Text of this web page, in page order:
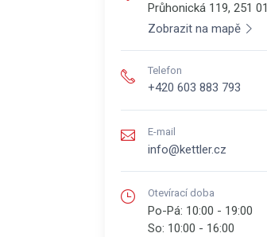
Průhonická 119, 251 01
Zobrazit na mapě
Telefon
+420 603 883 793
E-mail
info@kettler.cz
Otevírací doba
Po-Pá: 10:00 - 19:00
So: 10:00 - 16:00